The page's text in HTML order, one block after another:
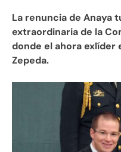
La renuncia de Anaya
extraordinaria de la
donde el ahora exlíder
Zepeda.